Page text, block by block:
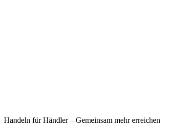
Handeln für Händler – Gemeinsam mehr erreichen